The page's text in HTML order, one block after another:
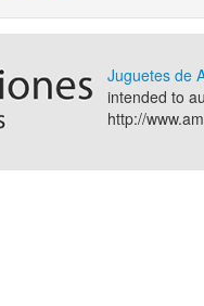
Juguetes de
intended to
http://